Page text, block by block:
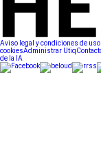
Aviso legal y condiciones de uso
cookiesAdministrar Utiq
de la IA